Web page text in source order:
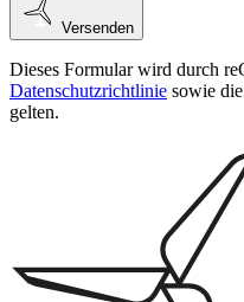
Versenden
Dieses Formular wird durch
Datenschutzrichtlinie sowie die
gelten.